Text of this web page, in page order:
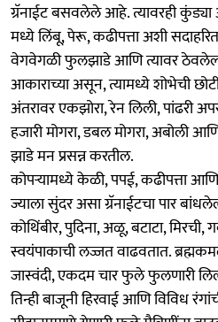
ग्रॅनाईट बसवलेले आहे. त्यावरही
मध्ये लिंबू, पेरू, कढीपत्ता अशी
वेगवेगळी फुलझाडे आणि त्यावर
आकाराच्या असून, त्यामध्ये शोभेची
अंतरावर एकझोरा, रेन लिली, पांढरी
हजारी मोगरा, डबल मोगरा, अबोली
झाडे मन प्रसन्न करतील.
कोपऱ्यामध्ये केळी, पपई, कढीपत्ता
ज्याला सुंदर असा ग्रॅनाईटचा पार
कोथिंबीर, पुदिना, अळू, बटाटा,
स्वयंपाकाची लज्जत वाढवतात.
जास्वंदी, एकदम चार फुले फुलणारी
तिन्ही बाजूनी हिरवाई आणि विविध